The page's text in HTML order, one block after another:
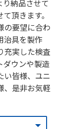
納品させて
頂きます。
の要望に合わ
治具を製作
充実した検査
ダウンや製造
い皆様、ユニ
、是非お気軽